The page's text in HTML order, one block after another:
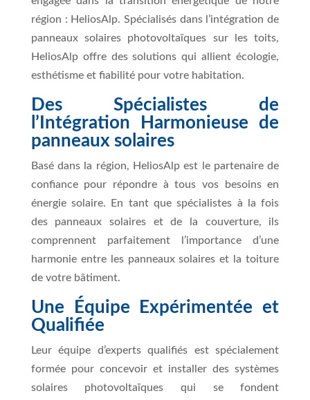
région : HeliosAlp. Spécialisés dans l’intégration de
panneaux solaires photovoltaïques sur les toits,
HeliosAlp offre des solutions qui allient écologie,
esthétisme et fiabilité pour votre habitation.
Des Spécialistes de
l’Intégration Harmonieuse de
panneaux solaires
Basé dans la région, HeliosAlp est le partenaire de
confiance pour répondre à tous vos besoins en
énergie solaire. En tant que spécialistes à la fois
des panneaux solaires et de la couverture, ils
comprennent parfaitement l’importance d’une
harmonie entre les panneaux solaires et la toiture
de votre bâtiment.
Une Équipe Expérimentée et
Qualifiée
Leur équipe d’experts qualifiés est spécialement
formée pour concevoir et installer des systèmes
solaires photovoltaïques qui se fondent